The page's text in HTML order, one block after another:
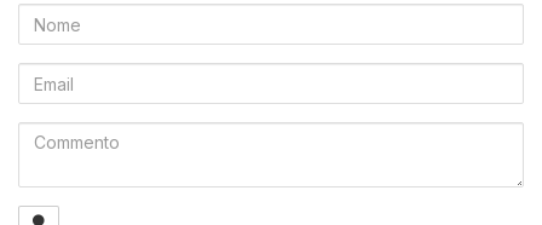
Nome
Email
Commento